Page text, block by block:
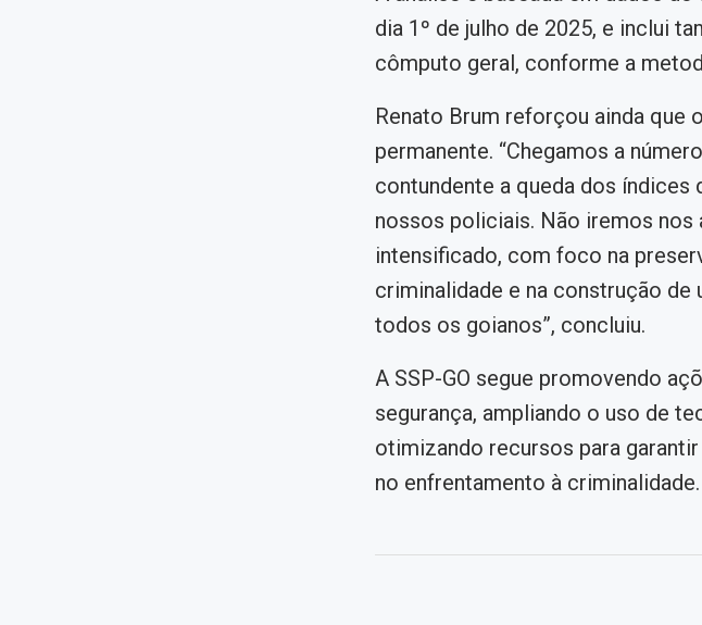
dia 1º de julho de 2025, e inclui
cômputo geral, conforme a
Renato Brum reforçou ainda que
permanente. “Chegamos a
contundente a queda dos índices
nossos policiais. Não iremos nos
intensificado, com foco na
criminalidade e na construção de
todos os goianos”, concluiu.
A SSP-GO segue promovendo
segurança, ampliando o uso de
otimizando recursos para
no enfrentamento à criminalidade.